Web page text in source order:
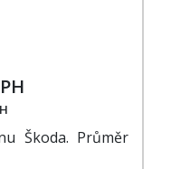
Škoda. Průměr